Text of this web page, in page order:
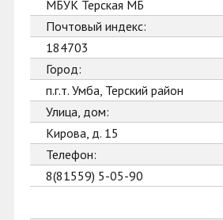
МБУК Терская МБ
Почтовый индекс:
184703
Город:
п.г.т. Умба, Терский район
Улица, дом:
Кирова, д. 15
Телефон:
8(81559) 5-05-90